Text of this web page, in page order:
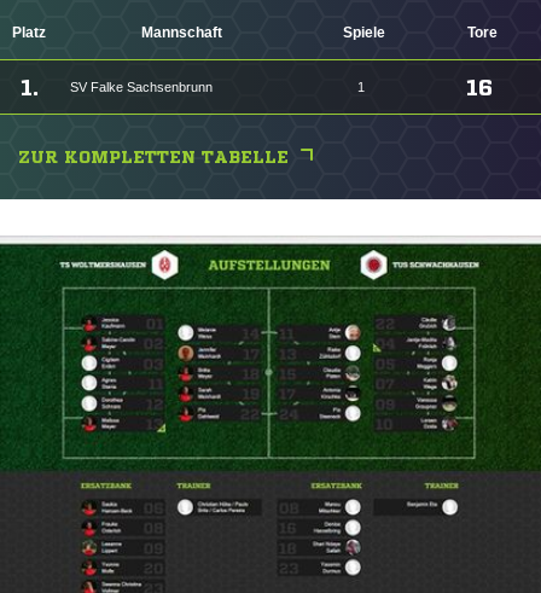
Platz Mannschaft Spiele Tore
1. SV Falke Sachsenbrunn 1 16
ZUR KOMPLETTEN TABELLE